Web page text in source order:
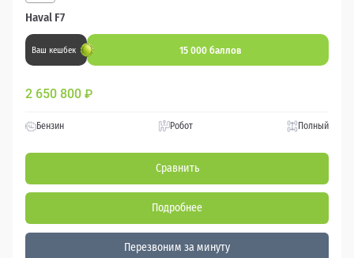
Haval F7
Ваш кешбек 15 000 баллов
2 650 800 ₽
Бензин Робот Полный
Сравнить
Подробнее
Перезвоним за минуту